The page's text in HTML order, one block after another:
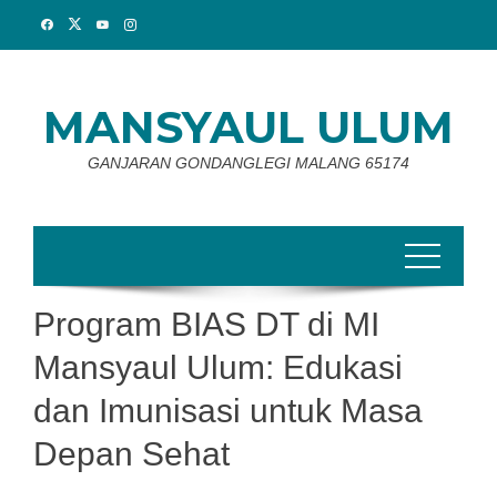
MANSYAUL ULUM
GANJARAN GONDANGLEGI MALANG 65174
Program BIAS DT di MI
Mansyaul Ulum: Edukasi
dan Imunisasi untuk Masa
Depan Sehat